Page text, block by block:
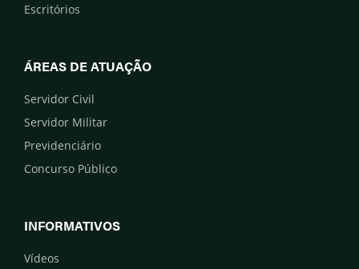
Escritórios
ÁREAS DE ATUAÇÃO
Servidor Civil
Servidor Militar
Previdenciário
Concurso Público
INFORMATIVOS
Vídeos